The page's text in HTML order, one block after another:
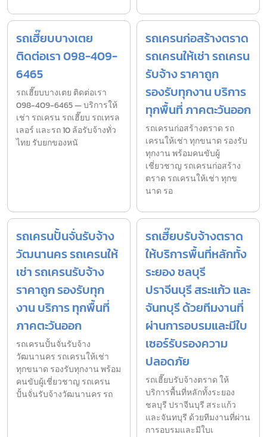
รถเฮี๊ยบบางเตย
ติดต่อเรา 098-409-
6465
รถเฮี๊ยบบางเตย ติดต่อเรา
098-409-6465 — บริการให้
เช่า รถเครน รถเฮี๊ยบ รถเทรล
เลอร์ และรถ 10 ล้อรับจ้างทั่ว
ไทย รับยกของหนั
รถเครนก่อสร้างตราด
รถเครนให้เช่า รถเครน
รับจ้าง ราคาถูก
รองรับทุกงาน บริการ
ทุกพื้นที่ ภาคตะวันออก
รถเครนก่อสร้างตราด รถ
เครนให้เช่า ทุกขนาด รองรับ
ทุกงาน พร้อมคนขับผู้
เชี่ยวชาญ รถเครนก่อสร้าง
ตราด รถเครนให้เช่า ทุกข
นาด รอ
รถเครนปั้นจั่นรับจ้าง
วัฒนานคร รถเครนให้
เช่า รถเครนรับจ้าง
ราคาถูก รองรับทุก
งาน บริการ ทุกพื้นที่
ภาคตะวันออก
รถเครนปั้นจั่นรับจ้าง
วัฒนานคร รถเครนให้เช่า
ทุกขนาด รองรับทุกงาน พร้อม
คนขับผู้เชี่ยวชาญ รถเครน
ปั้นจั่นรับจ้างวัฒนานคร รถ
รถเฮี๊ยบรับจ้างตราด
ให้บริการพื้นที่หลักทั้ง
ระยอง ชลบุรี
ปราจีนบุรี สระแก้ว และ
จันทบุรี ด้วยทีมงานที่
ผ่านการอบรมและมีใบ
เซอร์รับรองความ
ปลอดภัย
รถเฮี๊ยบรับจ้างตราด ให้
บริการพื้นที่หลักทั้งระยอง
ชลบุรี ปราจีนบุรี สระแก้ว
และจันทบุรี ด้วยทีมงานที่ผ่าน
การอบรมและมีใบเ